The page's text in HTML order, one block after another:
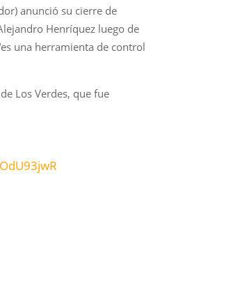
anunció su cierre de
Henríquez luego de
una herramienta de control
Los Verdes, que fue